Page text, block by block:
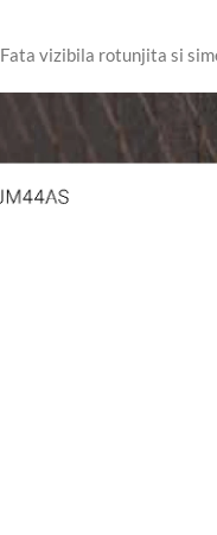
Fata vizibila rotunjita si